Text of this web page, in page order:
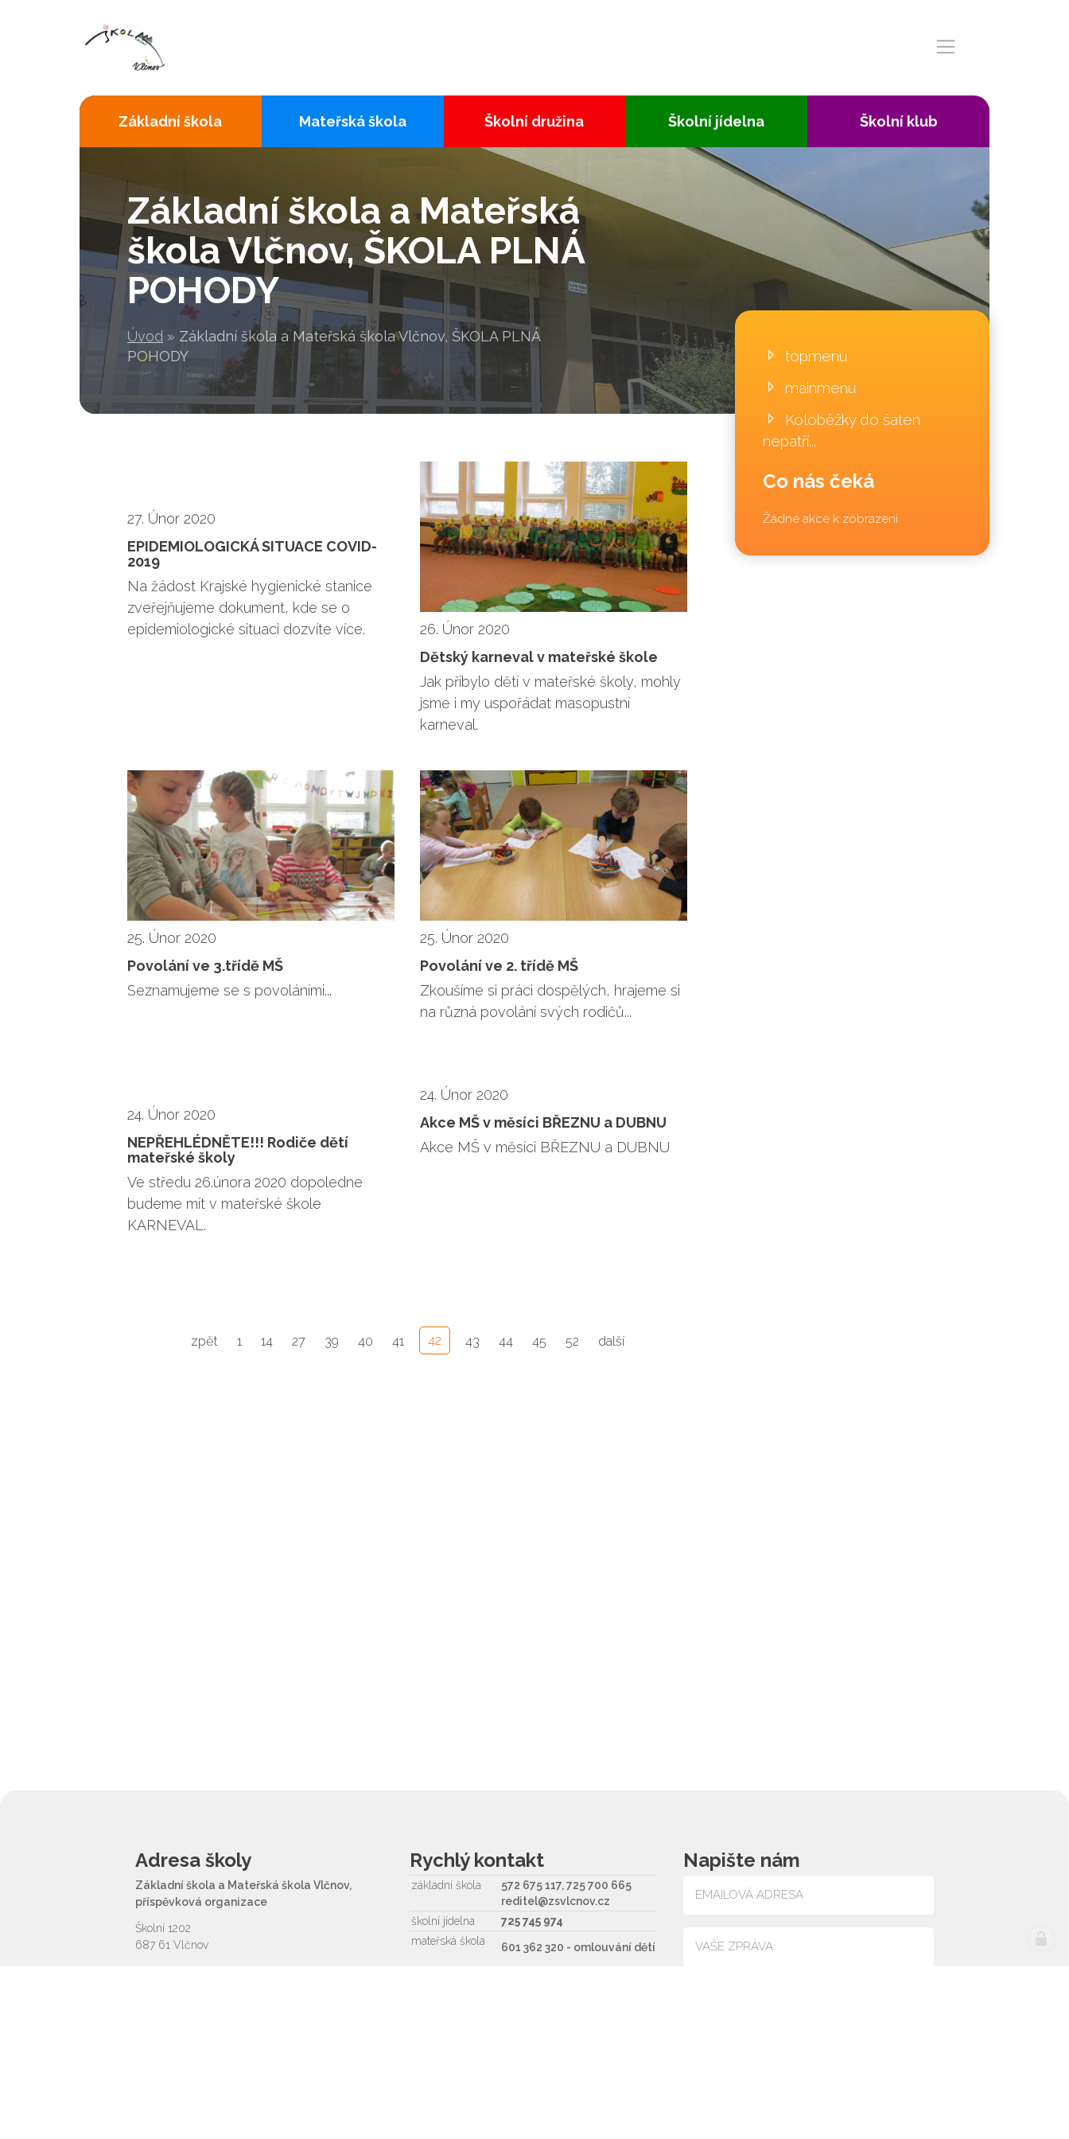
Základní škola a Mateřská
škola Vlčnov, ŠKOLA PLNÁ
POHODY
Úvod » Základní škola a Mateřská škola Vlčnov, ŠKOLA PLNÁ
POHODY
Základní škola Mateřská škola Školní družina Školní jídelna Školní klub
27. Únor 2020
EPIDEMIOLOGICKÁ SITUACE COVID-
2019
Na žádost Krajské hygienické stanice
zveřejňujeme dokument, kde se o
epidemiologické situaci dozvíte více.
26. Únor 2020
Dětský karneval v mateřské škole
Jak přibylo dětí v mateřské školy, mohly
jsme i my uspořádat masopustní
karneval.
25. Únor 2020
Povolání ve 3.třídě MŠ
Seznamujeme se s povoláními...
25. Únor 2020
Povolání ve 2. třídě MŠ
Zkoušíme si práci dospělých, hrajeme si
na různá povolání svých rodičů...
24. Únor 2020
NEPŘEHLÉDNĚTE!!! Rodiče dětí
mateřské školy
Ve středu 26.února 2020 dopoledne
budeme mít v mateřské škole
KARNEVAL.
24. Únor 2020
Akce MŠ v měsíci BŘEZNU a DUBNU
Akce MŠ v měsíci BŘEZNU a DUBNU
zpět 1 14 27 39 40 41 42 43 44 45 52 další
topmenu
mainmenu
Koloběžky do šaten
nepatří...
Co nás čeká
Žádné akce k zobrazení
Adresa školy
Základní škola a Mateřská škola Vlčnov,
příspěvková organizace
Školní 1202
687 61 Vlčnov
Rychlý kontakt
základní škola
572 675 117, 725 700 665
reditel@zsvlcnov.cz
školní jídelna
725 745 974
mateřská škola
601 362 320 - omlouvání dětí
Napište nám